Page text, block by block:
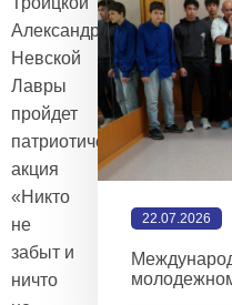
Александро-
Невской
Лавры
пройдет
патриотическая
акция
«Никто
не
забыт и
ничто
22.07.2026